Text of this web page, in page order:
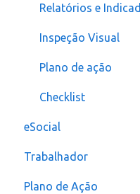
assinatura
Relatórios e
Inspeção Visual
Plano de ação
Checklist
eSocial
Erros
Criação
Trabalhador
Plano de Ação